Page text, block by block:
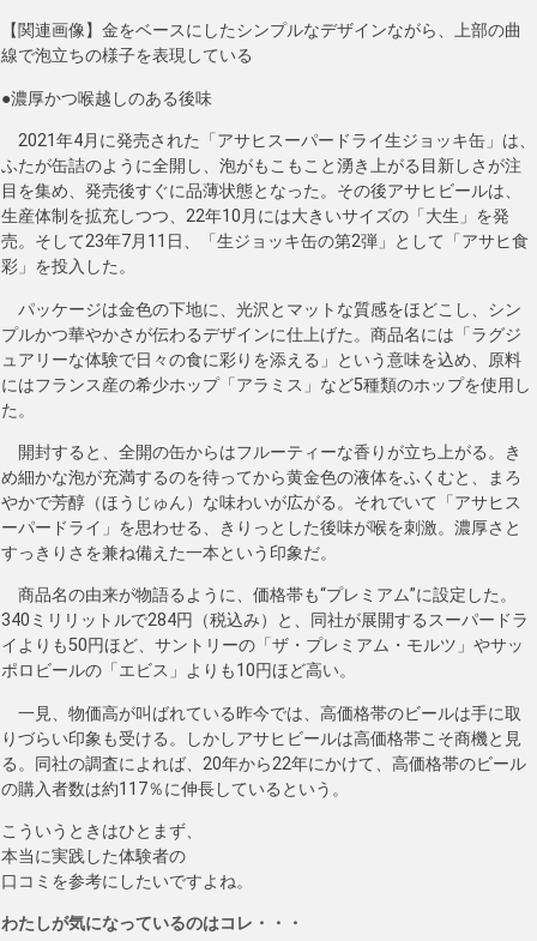
【関連画像】金をベースにしたシンプルなデザインながら、上部の曲
線で泡立ちの様子を表現している
●濃厚かつ喉越しのある後味
2021年4月に発売された「アサヒスーパードライ生ジョッキ缶」は、
ふたが缶詰のように全開し、泡がもこもこと湧き上がる目新しさが注
目を集め、発売後すぐに品薄状態となった。その後アサヒビールは、
生産体制を拡充しつつ、22年10月には大きいサイズの「大生」を発
売。そして23年7月11日、「生ジョッキ缶の第2弾」として「アサヒ食
彩」を投入した。
パッケージは金色の下地に、光沢とマットな質感をほどこし、シン
プルかつ華やかさが伝わるデザインに仕上げた。商品名には「ラグジ
ュアリーな体験で日々の食に彩りを添える」という意味を込め、原料
にはフランス産の希少ホップ「アラミス」など5種類のホップを使用し
た。
開封すると、全開の缶からはフルーティーな香りが立ち上がる。き
め細かな泡が充満するのを待ってから黄金色の液体をふくむと、まろ
やかで芳醇（ほうじゅん）な味わいが広がる。それでいて「アサヒス
ーパードライ」を思わせる、きりっとした後味が喉を刺激。濃厚さと
すっきりさを兼ね備えた一本という印象だ。
商品名の由来が物語るように、価格帯も“プレミアム”に設定した。
340ミリリットルで284円（税込み）と、同社が展開するスーパードラ
イよりも50円ほど、サントリーの「ザ・プレミアム・モルツ」やサッ
ポロビールの「エビス」よりも10円ほど高い。
一見、物価高が叫ばれている昨今では、高価格帯のビールは手に取
りづらい印象も受ける。しかしアサヒビールは高価格帯こそ商機と見
る。同社の調査によれば、20年から22年にかけて、高価格帯のビール
の購入者数は約117％に伸長しているという。
こういうときはひとまず、
本当に実践した体験者の
口コミを参考にしたいですよね。
わたしが気になっているのはコレ・・・